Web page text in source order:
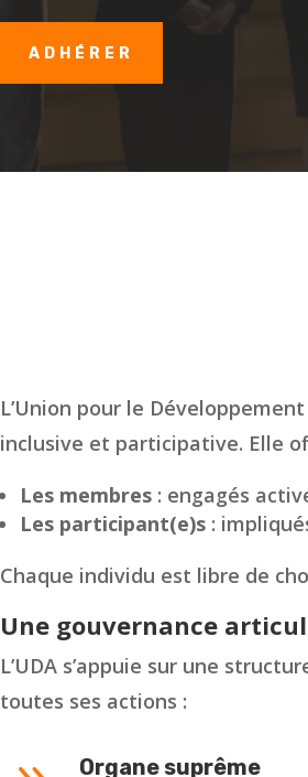
ADHÉRER
L’Union pour le
inclusive et participative. Elle
Les membres : engagés
Les participant(e)s :
Chaque individu est libre de
Une gouvernance
L’UDA s’appuie sur une
toutes ses actions :
Organe suprême